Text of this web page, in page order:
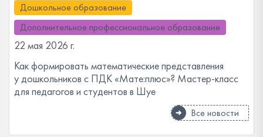
Дошкольное образование
Дополнительное профессиональное образование
22 мая 2026 г.
Как формировать математические представления
у дошкольников с ПДК «Мате:плюс»? Мастер-класс
для педагогов и студентов в Шуе
Все новости